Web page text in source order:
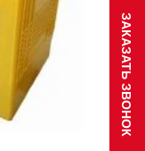
ЗАКАЗАТЬ ЗВОНОК